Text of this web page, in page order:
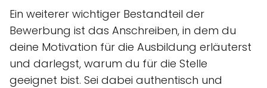
Ein weiterer wichtiger Bestandteil der
Bewerbung ist das Anschreiben, in dem du
deine Motivation für die Ausbildung erläuterst
und darlegst, warum du für die Stelle
geeignet bist. Sei dabei authentisch und